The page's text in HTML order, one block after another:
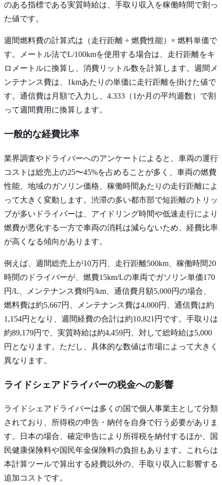
のある指標である実質時給は、手取り収入を稼働時間で割っ
た値です。
週間燃料費の計算式は（走行距離 ÷ 燃費性能）× 燃料単価で
す。メートル法でL/100kmを使用する場合は、走行距離をキ
ロメートルに換算し、消費リットル数を計算します。週間メ
ンテナンス費は、1kmあたりの単価に走行距離を掛けた値で
す。通信費は月額で入力し、4.333（1か月の平均週数）で割
って週間費用に換算します。
一般的な経費比率
業界調査やドライバーへのアンケートによると、車両の運行
コストは総売上の25〜45%を占めることが多く、車両の燃費
性能、地域のガソリン価格、稼働時間あたりの走行距離によ
って大きく変動します。渋滞の多い都市部で短距離のトリッ
プが多いドライバーは、アイドリング時間や低速走行により
燃費が悪化する一方で車両の消耗は減らないため、経費比率
が高くなる傾向があります。
例えば、週間総売上が10万円、走行距離500km、稼働時間20
時間のドライバーが、燃費15km/Lの車両でガソリン単価170
円/L、メンテナンス費8円/km、通信費月額5,000円の場合、
燃料費は約5,667円、メンテナンス費は4,000円、通信費は約
1,154円となり、週間経費の合計は約10,821円です。手取りは
約89,179円で、実質時給は約4,459円、対して総時給は5,000
円となります。ただし、具体的な数値は市場によって大きく
異なります。
ライドシェアドライバーの税金への影響
ライドシェアドライバーは多くの国で個人事業主として分類
されており、所得税の申告・納付を自身で行う必要がありま
す。日本の場合、確定申告により所得税を納付するほか、国
民健康保険料や国民年金保険料の負担もあります。これらは
本計算ツールで算出する経費以外の、手取り収入に影響する
追加コストです。